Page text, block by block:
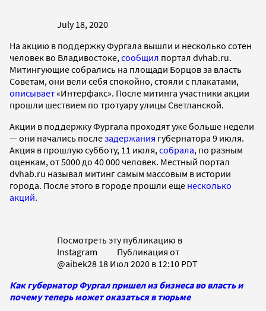
July 18, 2020
На акцию в поддержку Фургала вышли и несколько сотен
человек во Владивостоке, сообщил портал dvhab.ru.
Митингующие собрались на площади Борцов за власть
Советам, они вели себя спокойно, стояли с плакатами,
описывает«Интерфакс». После митинга участники акции
прошли шествием по тротуару улицы Светланской.
Акции в поддержку Фургала проходят уже больше недели
— они начались послезадержания губернатора 9 июля.
Акция в прошлую субботу, 11 июля, собрала, по разным
оценкам, от 5000 до 40 000 человек. Местный портал
dvhab.ru называл митинг самым массовым в истории
города. После этого в городе прошли еще несколько
акций.
Посмотреть эту публикацию в
Instagram Публикация от
@aibek28 18 Июл 2020 в 12:10 PDT
Как губернатор Фургал пришел из бизнеса во власть и
почему теперь может оказаться в тюрьме